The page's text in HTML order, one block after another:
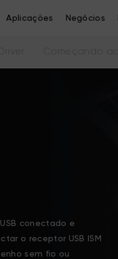
Aplicações Negócios
conectado e
o receptor USB ISM
sem fio ou